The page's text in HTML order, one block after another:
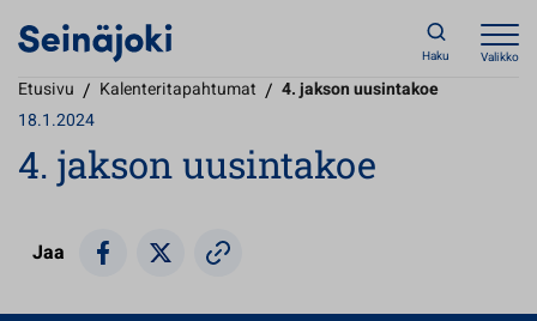
Haku Valikko
Etusivu / Kalenteritapahtumat / 4. jakson uusintakoe
18.1.2024
4. jakson uusintakoe
Jaa